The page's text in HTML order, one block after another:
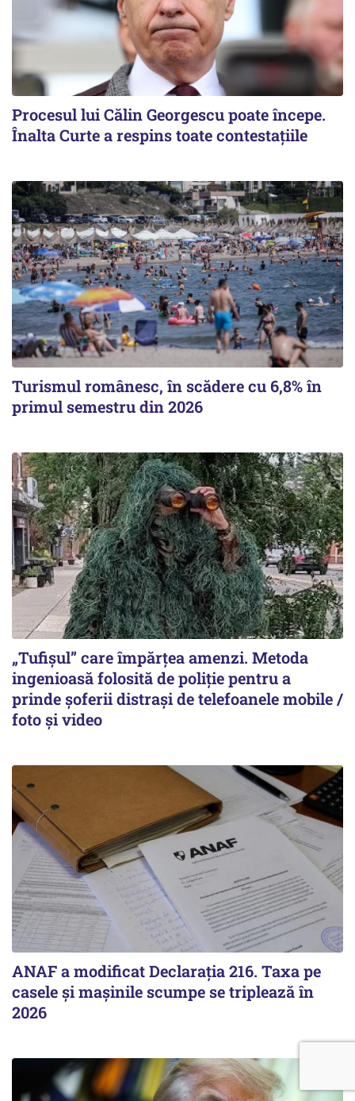
Procesul lui Călin Georgescu poate începe.
Înalta Curte a respins toate contestațiile
Turismul românesc, în scădere cu 6,8% în
primul semestru din 2026
„Tufișul” care împărțea amenzi. Metoda
ingenioasă folosită de poliție pentru a
prinde șoferii distrași de telefoanele mobile /
foto și video
ANAF a modificat Declarația 216. Taxa pe
casele și mașinile scumpe se triplează în
2026